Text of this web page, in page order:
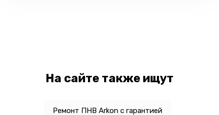
На сайте также ищут
Ремонт ПНВ Arkon с гарантией